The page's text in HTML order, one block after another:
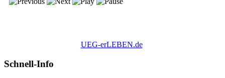
UEG-erLEBEN.de
Schnell-Info